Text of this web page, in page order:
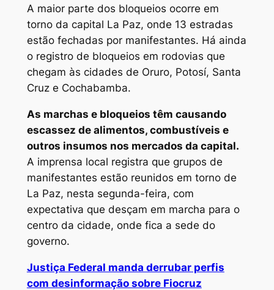
A maior parte dos bloqueios ocorre em
torno da capital La Paz, onde 13 estradas
estão fechadas por manifestantes. Há ainda
o registro de bloqueios em rodovias que
chegam às cidades de Oruro, Potosí, Santa
Cruz e Cochabamba.
As marchas e bloqueios têm causando
escassez de alimentos, combustíveis e
outros insumos nos mercados da capital.
A imprensa local registra que grupos de
manifestantes estão reunidos em torno de
La Paz, nesta segunda-feira, com
expectativa que desçam em marcha para o
centro da cidade, onde fica a sede do
governo.
Justiça Federal manda derrubar perfis
com desinformação sobre Fiocruz